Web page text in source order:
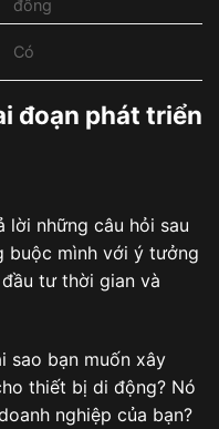
đồng
Có
đoạn phát triển
lời những câu hỏi sau
buộc mình với ý tưởng
tư thời gian và
sao bạn muốn xây
thiết bị di động? Nó
nghiệp của bạn?